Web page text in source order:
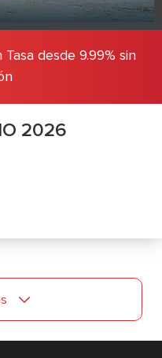
2026
desde 9.99% sin